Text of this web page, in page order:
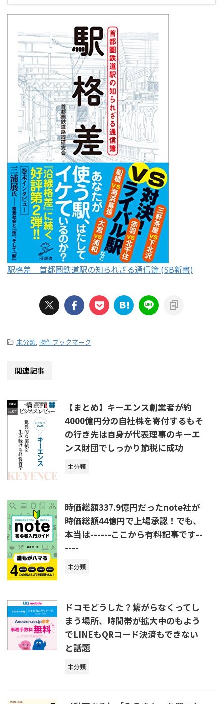
駅格差 首都圏鉄道駅の知られざる通信簿 (SB新書)
-未分類, 物件ブックマーク
関連記事
【まとめ】キーエンス創業者が約
4000億円分の自社株を寄付するもそ
の行き先は自身が代表理事のキーエ
ンス財団でしっかり節税に成功
未分類
時価総額337.9億円だったnote社が
時価総額44億円で上場承認！でも、
本当は------ここから有料記事です--
----
未分類
ドコモどうした？繋がらなくってし
まう場所、時間帯が拡大中のもよう
でLINEもQRコード決済もできない
と話題
未分類